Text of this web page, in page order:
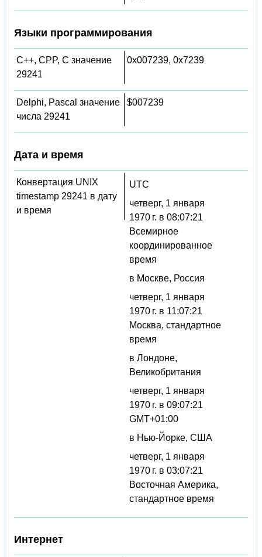
Языки программирования
C++, CPP, C значение
29241
0x007239, 0x7239
Delphi, Pascal значение
числа 29241
$007239
Дата и время
Конвертация UNIX
timestamp 29241 в дату
и время
UTC
четверг, 1 января
1970 г. в 08:07:21
Всемирное
координированное
время
в Москве, Россия
четверг, 1 января
1970 г. в 11:07:21
Москва, стандартное
время
в Лондоне,
Великобритания
четверг, 1 января
1970 г. в 09:07:21
GMT+01:00
в Нью-Йорке, США
четверг, 1 января
1970 г. в 03:07:21
Восточная Америка,
стандартное время
Интернет